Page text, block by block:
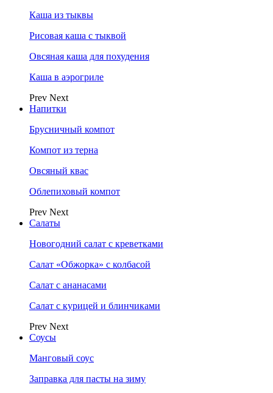
Каша из тыквы
Рисовая каша с тыквой
Овсяная каша для похудения
Каша в аэрогриле
Prev Next
Напитки
Брусничный компот
Компот из терна
Овсяный квас
Облепиховый компот
Prev Next
Салаты
Новогодний салат с креветками
Салат «Обжорка» с колбасой
Салат с ананасами
Салат с курицей и блинчиками
Prev Next
Соусы
Манговый соус
Заправка для пасты на зиму